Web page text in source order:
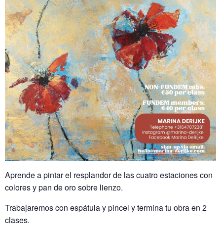
Aprende a pintar el resplandor de las cuatro estaciones con
colores y pan de oro sobre lienzo.
Trabajaremos con espátula y pincel y termina tu obra en 2
clases.